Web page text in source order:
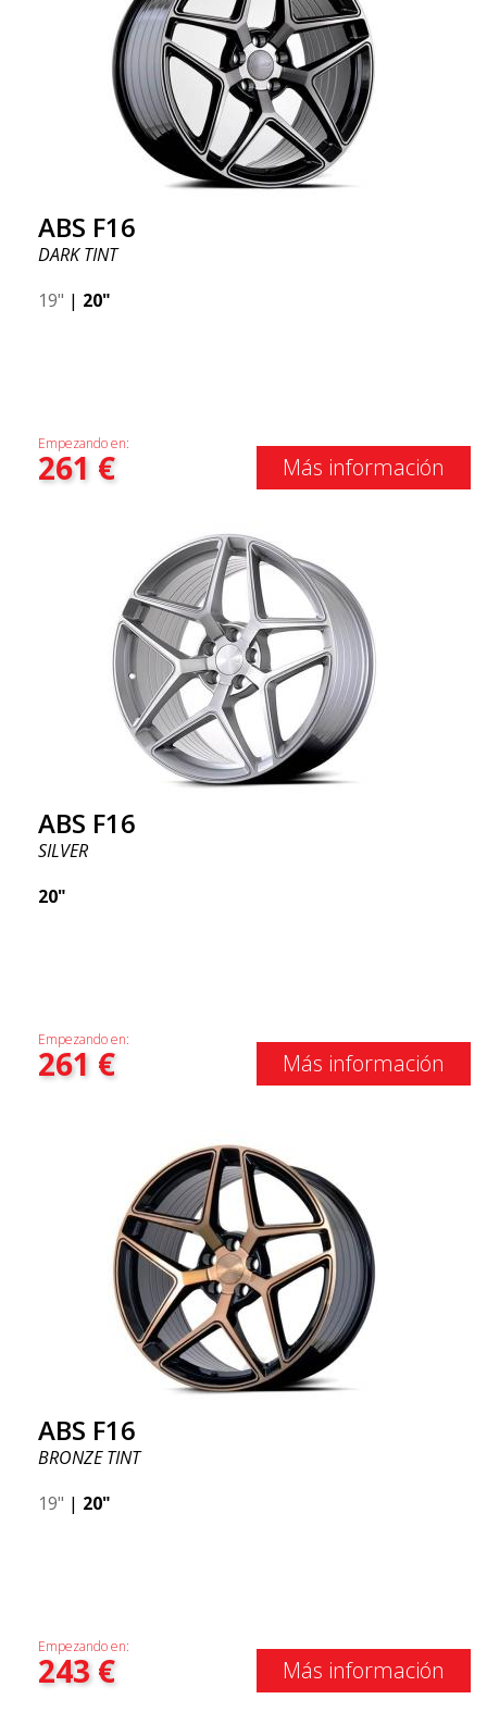
ABS F16
DARK TINT
19" | 20"
Empezando en:
261 € Más información
ABS F16
SILVER
20"
Empezando en:
261 € Más información
ABS F16
BRONZE TINT
19" | 20"
Empezando en:
243€ Más información